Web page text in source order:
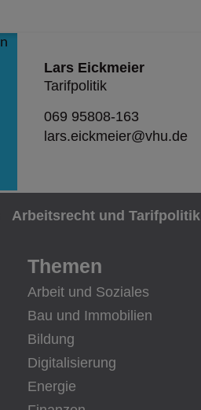
Lars Eickmeier
Tarifpolitik
069 95808-163
lars.eickmeier@vhu.de
Arbeitsrecht und Tarifpolitik
Themen
Arbeit und Soziales
Bau und Immobilien
Bildung
Digitalisierung
Energie